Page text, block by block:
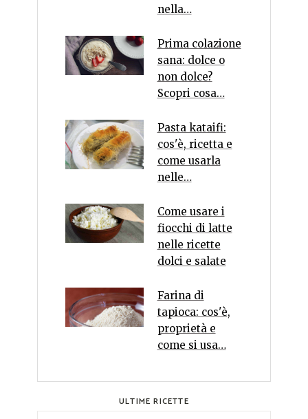
nella…
Prima colazione
sana: dolce o
non dolce?
Scopri cosa…
Pasta kataifi:
cos'è, ricetta e
come usarla
nelle…
Come usare i
fiocchi di latte
nelle ricette
dolci e salate
Farina di
tapioca: cos'è,
proprietà e
come si usa…
ULTIME RICETTE